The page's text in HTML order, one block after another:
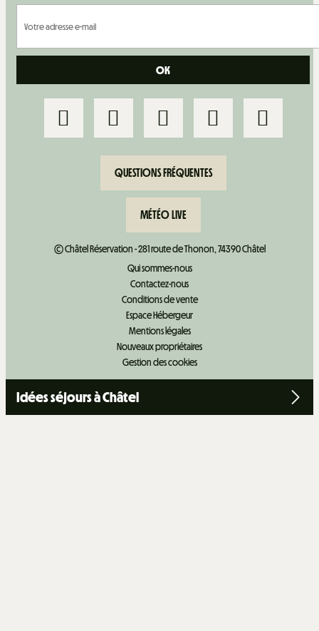
QUESTIONS FRÉQUENTES
MÉTÉO LIVE
© Châtel Réservation - 281 route de Thonon, 74390 Châtel
Qui sommes-nous
Contactez-nous
Conditions de vente
Espace Hébergeur
Mentions légales
Nouveaux propriétaires
Gestion des cookies
Idées séjours à Châtel